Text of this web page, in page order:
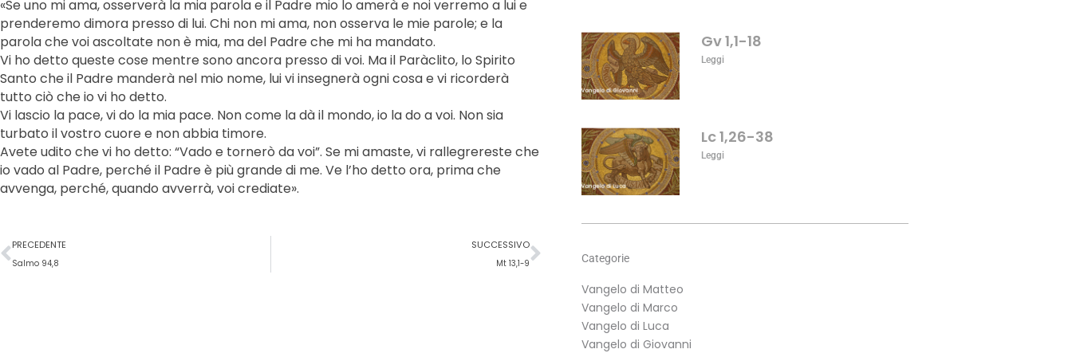
aumentare
o
il
volume.
«Se uno mi ama, osserverà la mia parola e il Padre mio lo amerà e noi verremo a lui e
prenderemo dimora presso di lui. Chi non mi ama, non osserva le mie parole; e la
parola che voi ascoltate non è mia, ma del Padre che mi ha mandato.
Vi ho detto queste cose mentre sono ancora presso di voi. Ma il Paràclito, lo Spirito
Santo che il Padre manderà nel mio nome, lui vi insegnerà ogni cosa e vi ricorderà
tutto ciò che io vi ho detto.
Vi lascio la pace, vi do la mia pace. Non come la dà il mondo, io la do a voi. Non sia
turbato il vostro cuore e non abbia timore.
Avete udito che vi ho detto: “Vado e tornerò da voi”. Se mi amaste, vi rallegrereste che
io vado al Padre, perché il Padre è più grande di me. Ve l’ho detto ora, prima che
avvenga, perché, quando avverrà, voi crediate».
Precedente
PRECEDENTE
Salmo 94,8
SUCCESSIVO
Mt 13,1-9
Successivo
Gv 1,1-18
Leggi
Lc 1,26-38
Leggi
Categorie
Vangelo di Matteo
Vangelo di Marco
Vangelo di Luca
Vangelo di Giovanni